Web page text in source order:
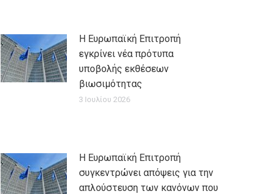
Η Ευρωπαϊκή Επιτροπή
εγκρίνει νέα πρότυπα
υποβολής εκθέσεων
βιωσιμότητας
3 Ιουλίου 2026
Η Ευρωπαϊκή Επιτροπή
συγκεντρώνει απόψεις για την
απλούστευση των κανόνων που